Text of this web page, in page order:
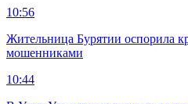
10:56
Жительница Бурятии оспорила
мошенниками
10:44